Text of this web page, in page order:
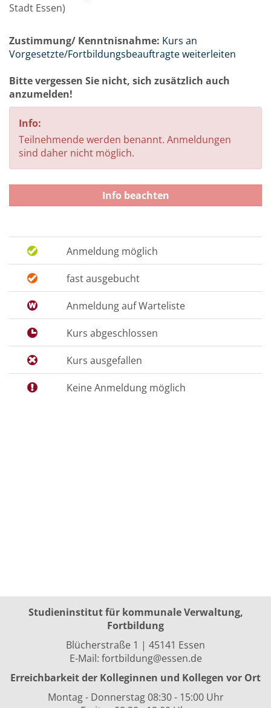
Stadt Essen)
Zustimmung/ Kenntnisnahme: Kurs an
Vorgesetzte/Fortbildungsbeauftragte weiterleiten
Bitte vergessen Sie nicht, sich zusätzlich auch
anzumelden!
Info:
Teilnehmende werden benannt. Anmeldungen
sind daher nicht möglich.
Info beachten
Anmeldung möglich
fast ausgebucht
Anmeldung auf Warteliste
Kurs abgeschlossen
Kurs ausgefallen
Keine Anmeldung möglich
Studieninstitut für kommunale Verwaltung,
Fortbildung
Blücherstraße 1 | 45141 Essen
E-Mail: fortbildung@essen.de
Erreichbarkeit der Kolleginnen und Kollegen vor Ort
Montag - Donnerstag 08:30 - 15:00 Uhr